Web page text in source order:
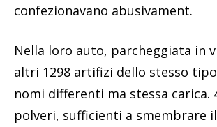
confezionavano abusivament.
Nella loro auto, parcheggiata in
altri 1298 artifizi dello stesso
nomi differenti ma stessa carica.
polveri, sufficienti a smembrare